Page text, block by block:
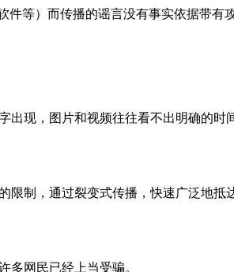
等）而传播的谣言没有事实依据带
现，图片和视频往往看不出明确的
制，通过裂变式传播，快速广泛地
多网民已经上当受骗。